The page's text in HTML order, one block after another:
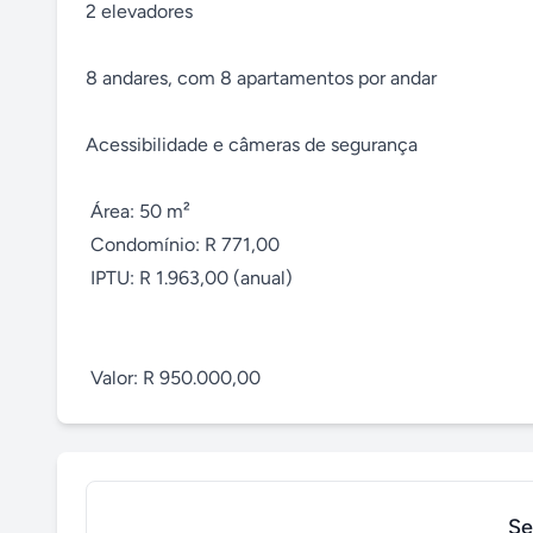
2 elevadores
8 andares, com 8 apartamentos por andar
Acessibilidade e câmeras de segurança
Valor: R 950.000,00